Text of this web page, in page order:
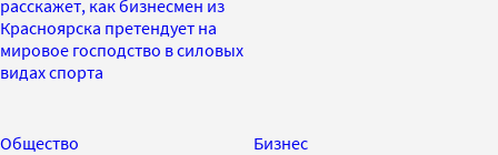
расскажет, как бизнесмен из
Красноярска претендует на
мировое господство в силовых
видах спорта
Общество Бизнес